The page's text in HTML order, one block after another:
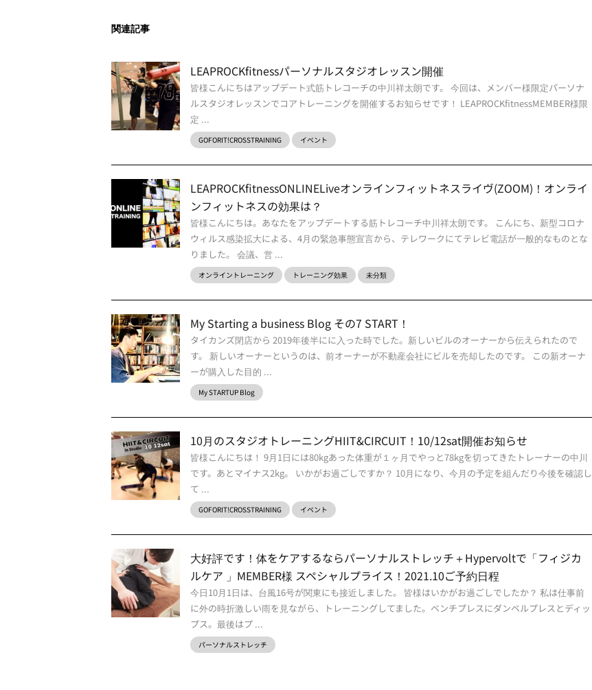
関連記事
LEAPROCKfitnessパーソナルスタジオレッスン開催
皆様こんにちはアップデート式筋トレコーチの中川祥太朗です。 今回は、メンバー様限定パーソナ
ルスタジオレッスンでコアトレーニングを開催するお知らせです！ LEAPROCKfitnessMEMBER様限
定 ...
GOFORIT!CROSSTRAINING イベント
LEAPROCKfitnessONLINELiveオンラインフィットネスライヴ(ZOOM)！オンライ
ンフィットネスの効果は？
皆様こんにちは。あなたをアップデートする筋トレコーチ中川祥太朗です。 こんにち、新型コロナ
ウィルス感染拡大による、4月の緊急事態宣言から、テレワークにてテレビ電話が一般的なものとな
りました。 会議、営 ...
オンライントレーニング トレーニング効果 未分類
My Starting a business Blog その7 START！
タイカンズ閉店から 2019年後半にに入った時でした。新しいビルのオーナーから伝えられたので
す。 新しいオーナーというのは、前オーナーが不動産会社にビルを売却したのです。 この新オーナ
ーが購入した目的 ...
My STARTUP Blog
10月のスタジオトレーニングHIIT&CIRCUIT！10/12sat開催お知らせ
皆様こんにちは！ 9月1日には80kgあった体重が１ヶ月でやっと78kgを切ってきたトレーナーの中川
です。あとマイナス2kg。 いかがお過ごしですか？ 10月になり、今月の予定を組んだり今後を確認し
て ...
GOFORIT!CROSSTRAINING イベント
大好評です！体をケアするならパーソナルストレッチ＋Hypervoltで「フィジカ
ルケア 」MEMBER様 スペシャルプライス！2021.10ご予約日程
今日10月1日は、台風16号が関東にも接近しました。 皆様はいかがお過ごしでしたか？ 私は仕事前
に外の時折激しい雨を見ながら、トレーニングしてました。ベンチプレスにダンベルプレスとディッ
プス。最後はプ ...
パーソナルストレッチ